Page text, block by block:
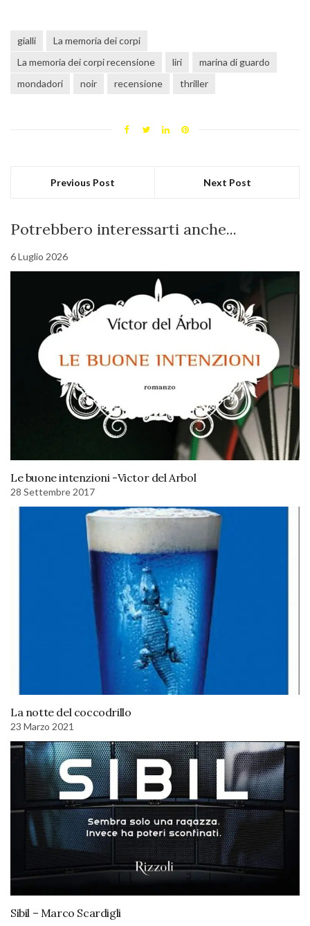
gialli
La memoria dei corpi
La memoria dei corpi recensione
liri
marina di guardo
mondadori
noir recensione thriller
Previous Post Next Post
Potrebbero interessarti anche...
6 Luglio 2026
Le buone intenzioni -Victor del Arbol
28 Settembre 2017
La notte del coccodrillo
23 Marzo 2021
Sibil – Marco Scardigli